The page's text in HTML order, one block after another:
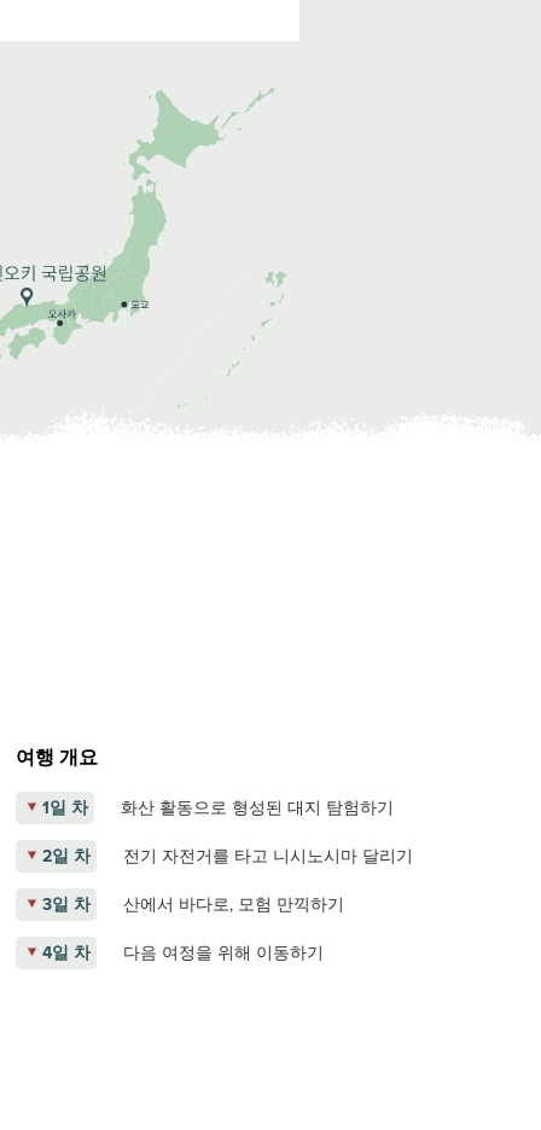
여행 개요
1일 차 화산 활동으로 형성된 대지 탐험하기
2일 차 전기 자전거를 타고 니시노시마 달리기
3일 차 산에서 바다로, 모험 만끽하기
4일 차 다음 여정을 위해 이동하기